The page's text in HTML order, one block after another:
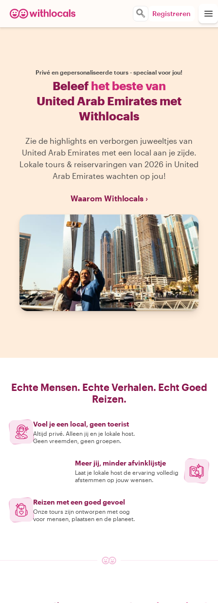
Registreren
Privé en gepersonaliseerde tours - speciaal voor jou!
Beleef het beste van
United Arab Emirates met
Withlocals
Zie de highlights en verborgen juweeltjes van
United Arab Emirates met een local aan je zijde.
Lokale tours & reiservaringen van 2026 in United
Arab Emirates wachten op jou!
Waarom Withlocals
Echte Mensen. Echte Verhalen. Echt Goed
Reizen.
Voel je een local, geen toerist
Altijd privé. Alleen jij en je lokale host.
Geen vreemden, geen groepen.
Meer jij, minder afvinklijstje
Laat je lokale host de ervaring volledig
afstemmen op jouw wensen.
Reizen met een goed gevoel
Onze tours zijn ontworpen met oog
voor mensen, plaatsen en de planeet.